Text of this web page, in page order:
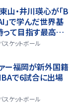
山・井川瑛心が「B
」で学んだ世界基
って目指す最高峰
スケットボール
ー福岡が新外国籍
で6試合に出場
スケットボール